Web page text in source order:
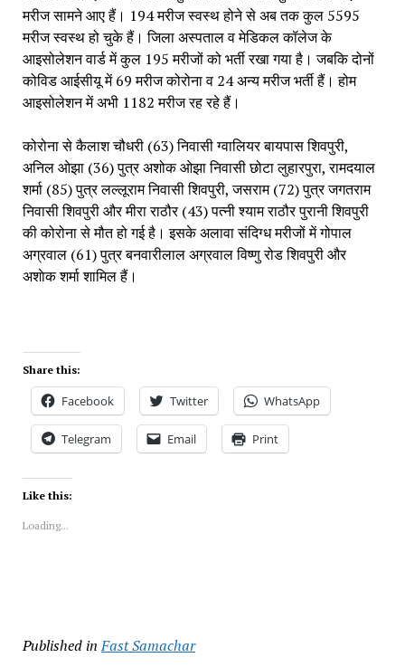
मरीज सामने आए हैं। 194 मरीज स्वस्थ होने से अब तक कुल 5595
मरीज स्वस्थ हो चुके हैं। जिला अस्पताल व मेडिकल कॉलेज के
आइसोलेशन वार्ड में कुल 195 मरीजों को भर्ती रखा गया है। जबकि दोनों
कोविड आईसीयू में 69 मरीज कोरोना व 24 अन्य मरीज भर्ती हैं। होम
आइसोलेशन में अभी 1182 मरीज रह रहे हैं।
कोरोना से कैलाश चौधरी (63) निवासी ग्वालियर बायपास शिवपुरी,
अनिल ओझा (36) पुत्र अशोक ओझा निवासी छोटा लुहारपुरा, रामदयाल
शर्मा (85) पुत्र लल्लूराम निवासी शिवपुरी, जसराम (72) पुत्र जगतराम
निवासी शिवपुरी और मीरा राठौर (43) पत्नी श्याम राठौर पुरानी शिवपुरी
की कोरोना से मौत हो गई है। इसके अलावा संदिग्ध मरीजों में गोपाल
अग्रवाल (61) पुत्र बनवारीलाल अग्रवाल विष्णु रोड शिवपुरी और
अशाेक शर्मा शामिल हैं।
Share this:
Facebook Twitter WhatsApp
Telegram Email Print
Like this:
Loading...
Published in Fast Samachar